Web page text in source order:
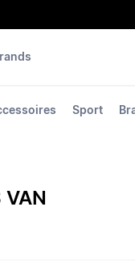
Sport